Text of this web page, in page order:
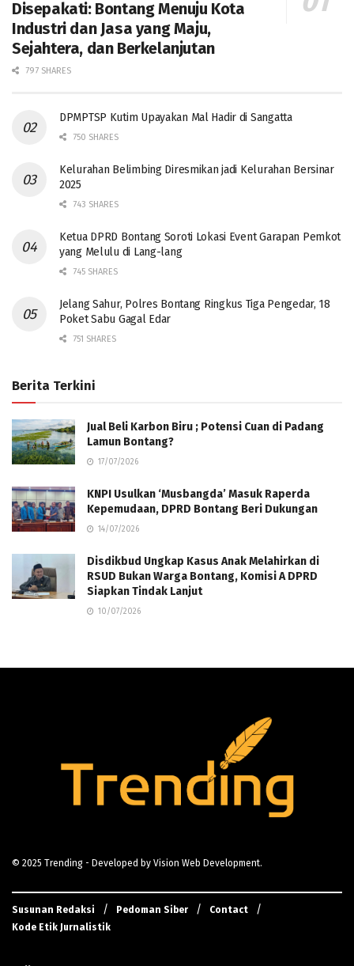
Disepakati: Bontang Menuju Kota
Industri dan Jasa yang Maju,
Sejahtera, dan Berkelanjutan
797 SHARES
DPMPTSP Kutim Upayakan Mal Hadir di Sangatta
750 SHARES
Kelurahan Belimbing Diresmikan jadi Kelurahan Bersinar
2025
743 SHARES
Ketua DPRD Bontang Soroti Lokasi Event Garapan Pemkot
yang Melulu di Lang-lang
745 SHARES
Jelang Sahur, Polres Bontang Ringkus Tiga Pengedar, 18
Poket Sabu Gagal Edar
751 SHARES
Berita Terkini
Jual Beli Karbon Biru ; Potensi Cuan di Padang
Lamun Bontang?
17/07/2026
KNPI Usulkan ‘Musbangda’ Masuk Raperda
Kepemudaan, DPRD Bontang Beri Dukungan
14/07/2026
Disdikbud Ungkap Kasus Anak Melahirkan di
RSUD Bukan Warga Bontang, Komisi A DPRD
Siapkan Tindak Lanjut
10/07/2026
© 2025 Trending - Developed by Vision Web Development.
Susunan Redaksi Pedoman Siber
Contact
Kode Etik Jurnalistik